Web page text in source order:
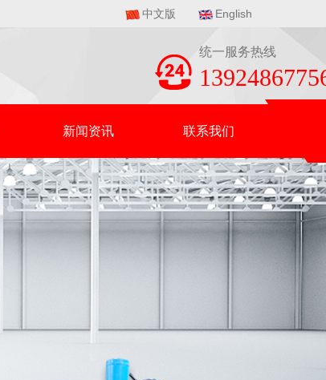
中文版 English
统一服务热线
新闻资讯 联系我们